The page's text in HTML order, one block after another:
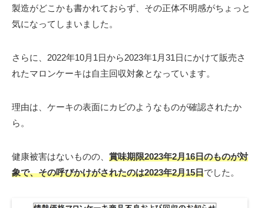
製造がどこかも書かれておらず、その正体不明感がちょっと
気になってしまいました。
さらに、2022年10月1日から2023年1月31日にかけて販売さ
れたマロンケーキは自主回収対象となっています。
理由は、ケーキの表面にカビのようなものが確認されたか
ら。
健康被害はないものの、 賞味期限2023年2月16日のものが対
象で、その呼びかけがされたのは2023年2月15日でした。